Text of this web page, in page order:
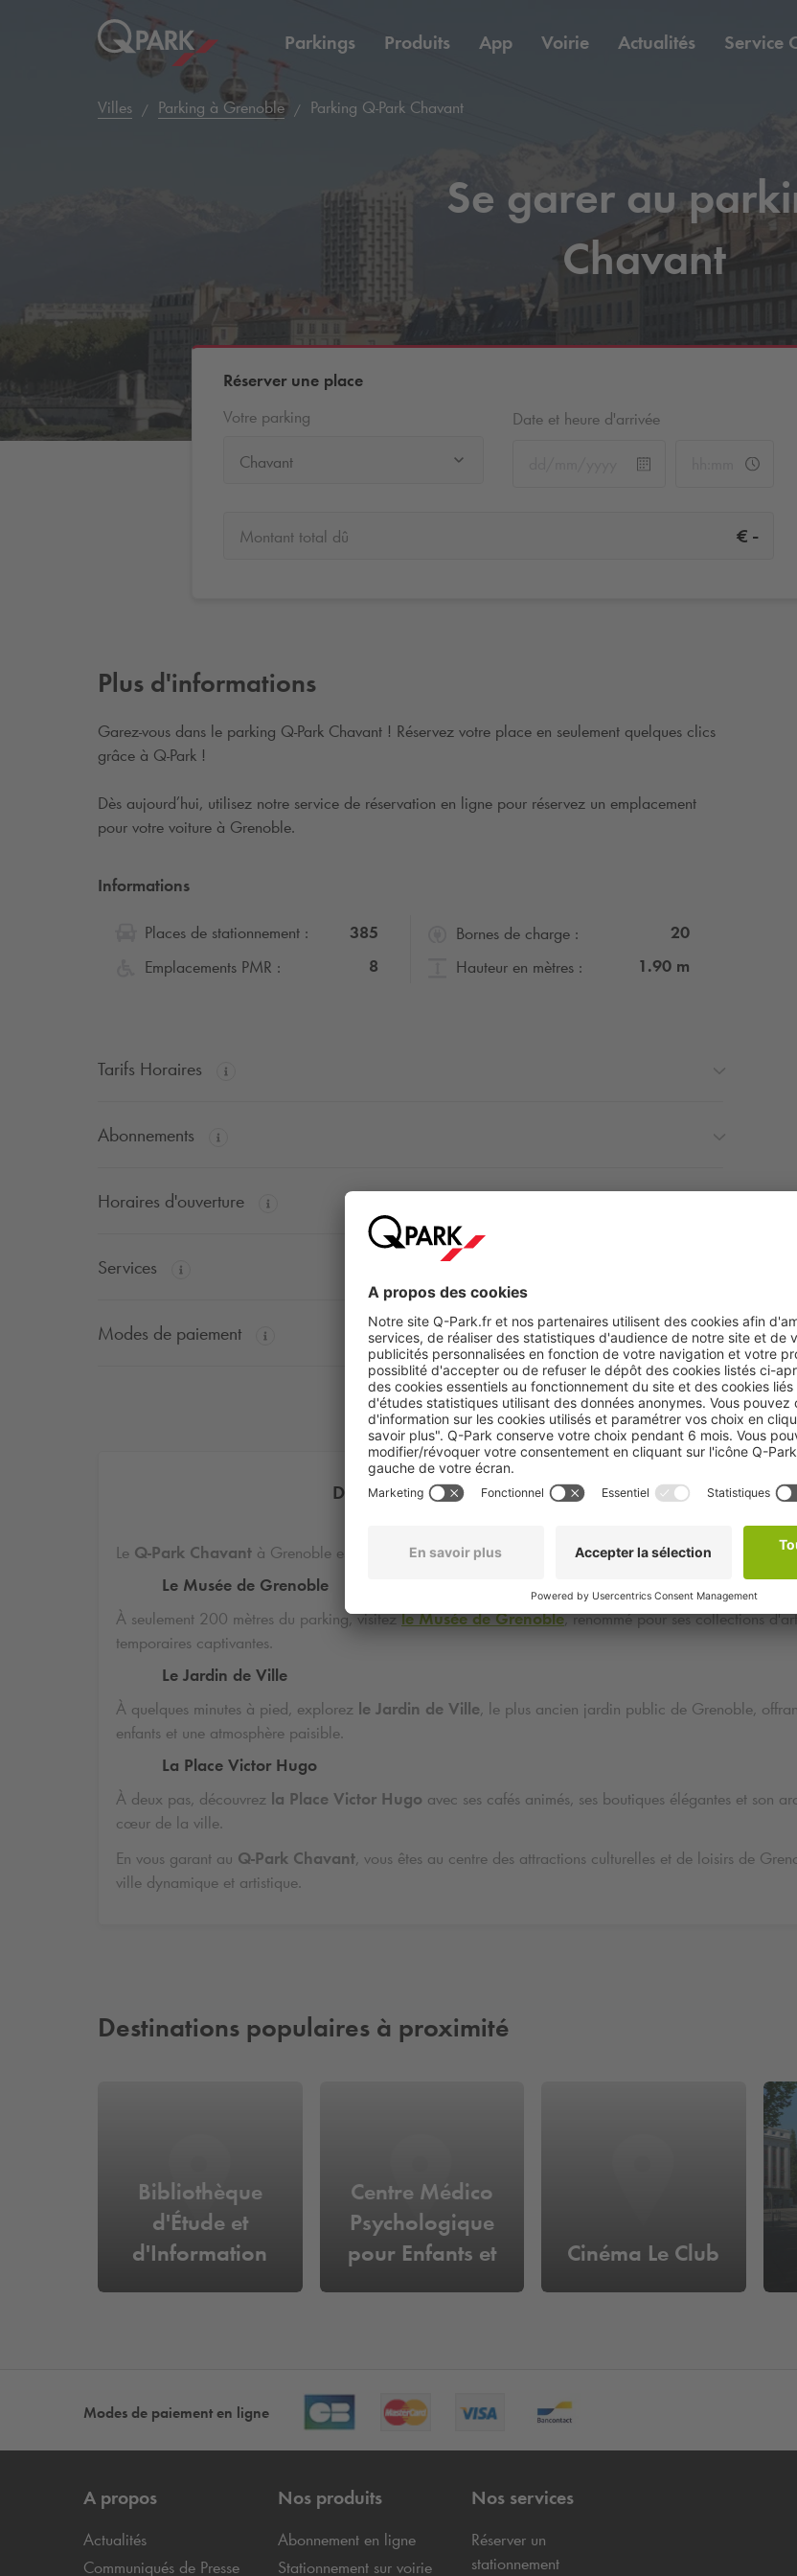
Parkings Produits App Voirie Actualités Service
Villes Parking à Grenoble Parking Q-Park Chavant
Se garer au
Chavant
Réserver une place
Votre parking
Chavant
Date et heure d'arrivée
Montant total dû € -
Plus d'informations
Garez-vous dans le parking Q-Park Chavant ! Réservez votre place en seulement quelques clics
grâce à Q-Park !
Dès aujourd’hui, utilisez notre service de réservation en ligne pour réservez un emplacement
pour votre voiture à Grenoble.
Informations
Places de stationnement :
385
Emplacements PMR :
8
Bornes de charge :
20
Hauteur en mètres :
1.90 m
Tarifs Horaires
Abonnements
Horaires d'ouverture
Services
Modes de paiement
Découvrez les attractions à proximité du parkingQ-Park
Le Q-Park Chavant à Grenoble est idéalement situé à quelques pas de plusieurs sites d'intérêt :
Le Musée de Grenoble
À seulement 200 mètres du parking, visitezle Musée de Grenoble, renommé pour ses collections
temporaires captivantes.
Le Jardin de Ville
À quelques minutes à pied, explorez le Jardin de Ville, le plus ancien jardin public de Grenoble,
enfants et une atmosphère paisible.
La Place Victor Hugo
À deux pas, découvrez la Place Victor Hugo avec ses cafés animés, ses boutiques élégantes et son
cœur de la ville.
En vous garant au Q-Park Chavant, vous êtes au centre des attractions culturelles et de loisirs de
ville dynamique et artistique.
Destinations populaires à proximité
Bibliothèque
d'Étude et
d'Information
Centre Médico
Psychologique
pour Enfants et
Cinéma Le Club
Modes de paiement en ligne
A propos
Actualités
Communiqués de Presse
Nos produits
Abonnement en ligne
Stationnement sur voirie
Nos services
Réserver un
stationnement